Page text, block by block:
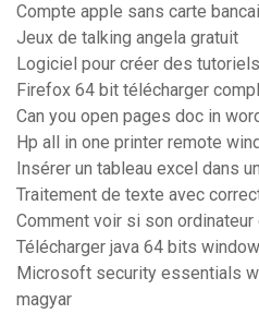
Compte apple sans carte
Jeux de talking angela gratuit
Logiciel pour créer des
Firefox 64 bit télécharger
Can you open pages doc in
Hp all in one printer remote
Insérer un tableau excel dans
Traitement de texte avec
Comment voir si son
Télécharger java 64 bits
Microsoft security essentials
magyar